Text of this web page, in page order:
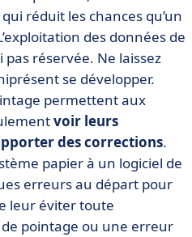
qui réduit les chances qu’un
des données de
réservée. Ne laissez
se développer.
permettent aux
voir leurs
des corrections.
papier à un logiciel de
erreurs au départ pour
leur éviter toute
pointage ou une erreur